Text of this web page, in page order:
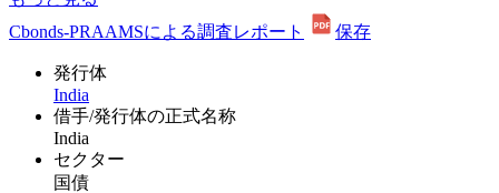
Cbonds-PRAAMSによる調査レポート
保存
発行体
India
借手/発行体の正式名称
India
セクター
国債